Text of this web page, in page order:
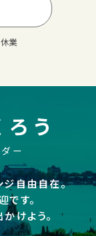
業
う
ー
ジ自由自在。
す。
けよう。